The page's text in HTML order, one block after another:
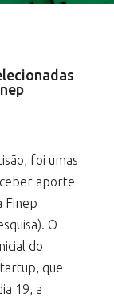
foi umas
aporte
Finep
O
do
que
19, a